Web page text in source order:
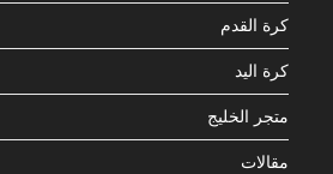
كرة القدم
كرة اليد
متجر الخليج
مقالات